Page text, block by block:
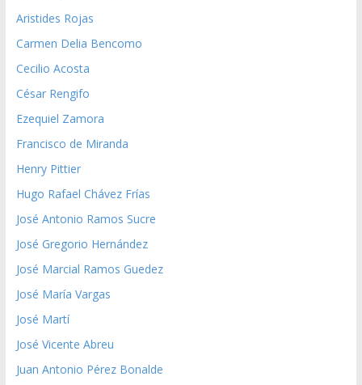
Aristides Rojas
Carmen Delia Bencomo
Cecilio Acosta
César Rengifo
Ezequiel Zamora
Francisco de Miranda
Henry Pittier
Hugo Rafael Chávez Frías
José Antonio Ramos Sucre
José Gregorio Hernández
José Marcial Ramos Guedez
José María Vargas
José Martí
José Vicente Abreu
Juan Antonio Pérez Bonalde